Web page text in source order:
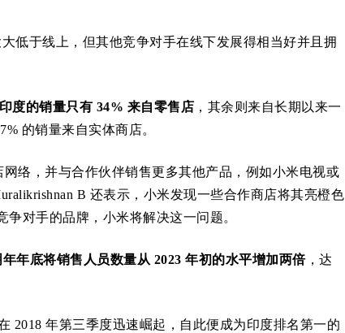
于线上，但其他竞争对手在线下发展得相当好并且拥
度的销量只有 34% 来自零售店 ，其余则来自长期以来一
的销量来自实体商店。
，并与合作伙伴销售更多其他产品，例如小米电视或
B 还表示，小米发现一些合作商店将其亮橙色
对手的品牌，小米将解决这一问题。
年底将销售人员数量从 2023 年初的水平增加两倍，达
年第三季度迅速崛起，自此便成为印度排名第一的